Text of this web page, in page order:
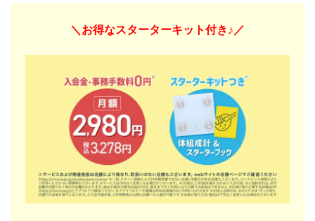
＼お得なスターターキット付き♪／